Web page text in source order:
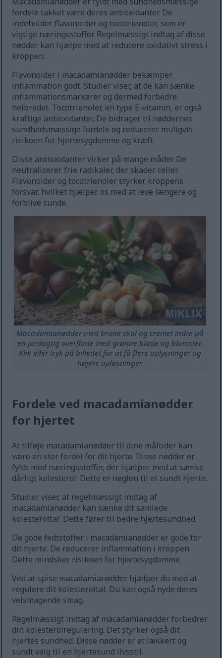
fordele takket være deres antioxidanter. De
indeholder flavonoider og tocotrienoler, som er
vigtige næringsstoffer. Regelmæssigt indtag af disse
nødder kan hjælpe med at reducere oxidativt stress i
kroppen.
Flavonoider i macadamianødder bekæmper
inflammation godt. Studier viser, at de kan sænke
inflammationsmarkører og dermed forbedre
helbredet. Tocotrienoler, en type E-vitamin, er også
kraftige antioxidanter. De bidrager til nøddernes
sundhedsmæssige fordele og reducerer muligvis
risikoen for hjertesygdomme og kræft.
Disse antioxidanter virker på mange måder. De
neutraliserer frie radikaler, der skader celler.
Flavonoider og tocotrienoler styrker kroppens
forsvar, hvilket hjælper os med at leve længere og
forblive sunde.
Macadamianødder med brune skal og cremet indre på
en jordagtig overflade med grønne blade og blomster.
Klik eller tryk på billedet for at få flere oplysninger og
højere opløsninger.
Fordele ved macadamianødder
for hjertet
At tilføje macadamianødder til dine måltider kan
være en stor fordel for dit hjerte. Disse nødder er
fyldt med næringsstoffer, der hjælper med at sænke
dårligt kolesterol. Dette er nøglen til et sundt hjerte.
Studier viser, at regelmæssigt indtag af
macadamianødder kan sænke dit samlede
kolesteroltal. Dette fører til bedre hjertesundhed.
De gode fedtstoffer i macadamianødder er gode for
dit hjerte. De reducerer inflammation i kroppen.
Dette mindsker risikoen for hjertesygdomme.
Ved at spise macadamianødder hjælper du med at
regulere dit kolesteroltal. Du kan også nyde deres
velsmagende smag.
Regelmæssigt indtag af macadamianødder forbedrer
din kolesterolregulering. Det styrker også dit
hjertes sundhed. Disse nødder er et lækkert og
sundt valg til en hjertesund livsstil.